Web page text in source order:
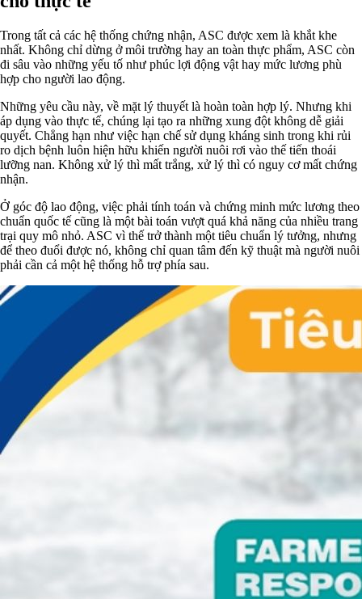
Trong tất cả các hệ thống chứng nhận, ASC được xem là khắt khe
nhất. Không chỉ dừng ở môi trường hay an toàn thực phẩm, ASC còn
đi sâu vào những yếu tố như phúc lợi động vật hay mức lương phù
hợp cho người lao động.
Những yêu cầu này, về mặt lý thuyết là hoàn toàn hợp lý. Nhưng khi
áp dụng vào thực tế, chúng lại tạo ra những xung đột không dễ giải
quyết. Chẳng hạn như việc hạn chế sử dụng kháng sinh trong khi rủi
ro dịch bệnh luôn hiện hữu khiến người nuôi rơi vào thế tiến thoái
lưỡng nan. Không xử lý thì mất trắng, xử lý thì có nguy cơ mất chứng
nhận.
Ở góc độ lao động, việc phải tính toán và chứng minh mức lương theo
chuẩn quốc tế cũng là một bài toán vượt quá khả năng của nhiều trang
trại quy mô nhỏ. ASC vì thế trở thành một tiêu chuẩn lý tưởng, nhưng
để theo đuổi được nó, không chỉ quan tâm đến kỹ thuật mà người nuôi
phải cần cả một hệ thống hỗ trợ phía sau.